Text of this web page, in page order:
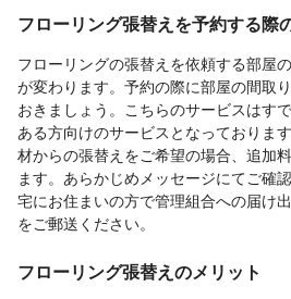
フローリング張替えを予約する際
フローリングの張替えを依頼する部屋
が変わります。予約の際に部屋の間取
おきましょう。こちらのサービスはす
ある方向けのサービスとなっておりま
材からの張替えをご希望の場合、追加
ます。あらかじめメッセージにてご確
宅にお住まいの方で管理組合への届け
をご郵送ください。
フローリング張替えのメリット